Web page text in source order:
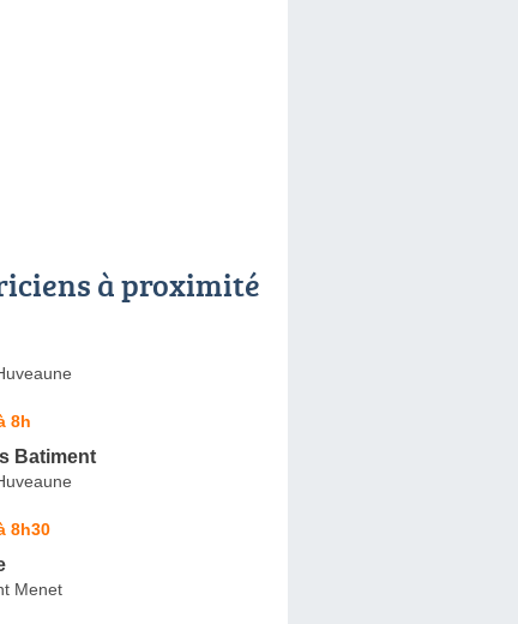
à proximité
8h
Batiment
8h30
Menet